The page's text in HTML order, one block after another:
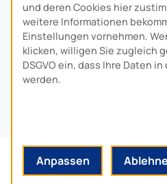
Anfahrt
Kontaktformular
Kundenservice
Download-Center
© 2024 MADE BY
und deren Cookies hier
weitere Informationen
Einstellungen vornehmen.
klicken, willigen Sie zugleich
DSGVO ein, dass Ihre Daten
werden.
Anpassen